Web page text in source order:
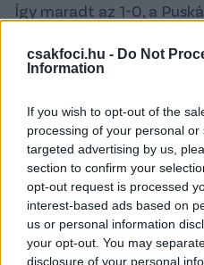
csakfoci.hu - Do Not
Information
If you wish to opt-out of the
processing of your personal
targeted advertising by us,
section to confirm your
opt-out request is processed
interest-based ads based on
us or personal information
your opt-out. You may
disclosure of your personal
Így maradt az 1-0, a
OTP Bank Liga, 19.
Puskás Akadémia -
PFLA:Pécsi – Maceiras,
Markgráf – Plsek, Favorov
(Vékony, 94.), Nagy Zs. –
FTC:Varga Á. –